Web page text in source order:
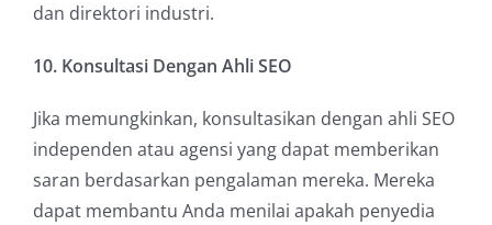
dan direktori industri.
10. Konsultasi Dengan Ahli SEO
Jika memungkinkan, konsultasikan dengan ahli SEO
independen atau agensi yang dapat memberikan
saran berdasarkan pengalaman mereka. Mereka
dapat membantu Anda menilai apakah penyedia